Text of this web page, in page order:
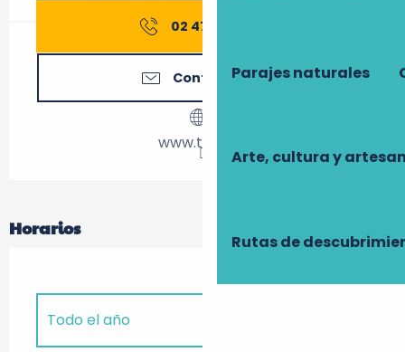
Parajes naturales
Arte, cultura y
Rutas de
02 47 21 65
Contáctenos
www.tours.fr
Horarios
Todo el año